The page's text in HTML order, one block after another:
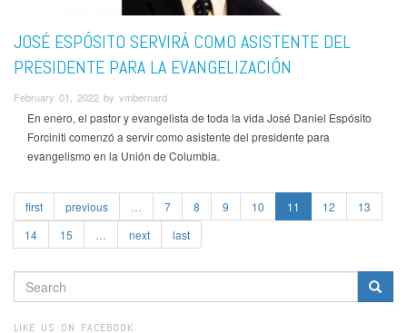
JOSÉ ESPÓSITO SERVIRÁ COMO ASISTENTE DEL
PRESIDENTE PARA LA EVANGELIZACIÓN
February 01, 2022 by vmbernard
En enero, el pastor y evangelista de toda la vida José Daniel Espósito
Forciniti comenzó a servir como asistente del presidente para
evangelismo en la Unión de Columbia.
first previous 7 8 9 10 11 12
13
14
15 next last
SEARCH
FORM
LIKE US ON FACEBOOK